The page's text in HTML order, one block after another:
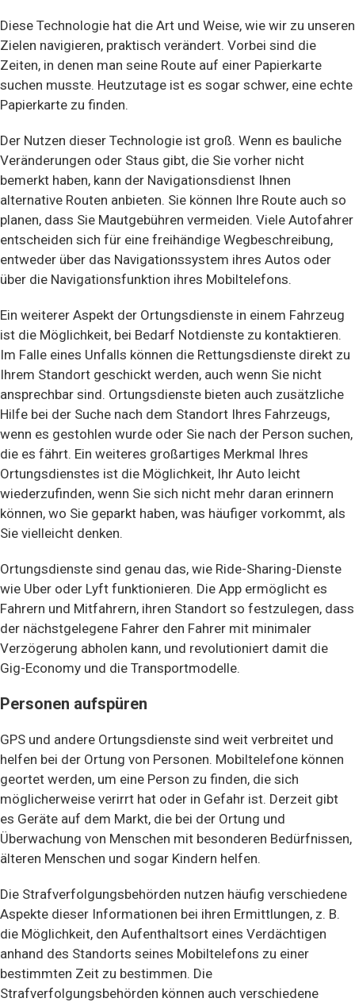
Diese Technologie hat die Art und Weise, wie wir zu unseren
Zielen navigieren, praktisch verändert. Vorbei sind die
Zeiten, in denen man seine Route auf einer Papierkarte
suchen musste. Heutzutage ist es sogar schwer, eine echte
Papierkarte zu finden.
Der Nutzen dieser Technologie ist groß. Wenn es bauliche
Veränderungen oder Staus gibt, die Sie vorher nicht
bemerkt haben, kann der Navigationsdienst Ihnen
alternative Routen anbieten. Sie können Ihre Route auch so
planen, dass Sie Mautgebühren vermeiden. Viele Autofahrer
entscheiden sich für eine freihändige Wegbeschreibung,
entweder über das Navigationssystem ihres Autos oder
über die Navigationsfunktion ihres Mobiltelefons.
Ein weiterer Aspekt der Ortungsdienste in einem Fahrzeug
ist die Möglichkeit, bei Bedarf Notdienste zu kontaktieren.
Im Falle eines Unfalls können die Rettungsdienste direkt zu
Ihrem Standort geschickt werden, auch wenn Sie nicht
ansprechbar sind. Ortungsdienste bieten auch zusätzliche
Hilfe bei der Suche nach dem Standort Ihres Fahrzeugs,
wenn es gestohlen wurde oder Sie nach der Person suchen,
die es fährt. Ein weiteres großartiges Merkmal Ihres
Ortungsdienstes ist die Möglichkeit, Ihr Auto leicht
wiederzufinden, wenn Sie sich nicht mehr daran erinnern
können, wo Sie geparkt haben, was häufiger vorkommt, als
Sie vielleicht denken.
Ortungsdienste sind genau das, wie Ride-Sharing-Dienste
wie Uber oder Lyft funktionieren. Die App ermöglicht es
Fahrern und Mitfahrern, ihren Standort so festzulegen, dass
der nächstgelegene Fahrer den Fahrer mit minimaler
Verzögerung abholen kann, und revolutioniert damit die
Gig-Economy und die Transportmodelle.
Personen aufspüren
GPS und andere Ortungsdienste sind weit verbreitet und
helfen bei der Ortung von Personen. Mobiltelefone können
geortet werden, um eine Person zu finden, die sich
möglicherweise verirrt hat oder in Gefahr ist. Derzeit gibt
es Geräte auf dem Markt, die bei der Ortung und
Überwachung von Menschen mit besonderen Bedürfnissen,
älteren Menschen und sogar Kindern helfen.
Die Strafverfolgungsbehörden nutzen häufig verschiedene
Aspekte dieser Informationen bei ihren Ermittlungen, z. B.
die Möglichkeit, den Aufenthaltsort eines Verdächtigen
anhand des Standorts seines Mobiltelefons zu einer
bestimmten Zeit zu bestimmen. Die
Strafverfolgungsbehörden können auch verschiedene